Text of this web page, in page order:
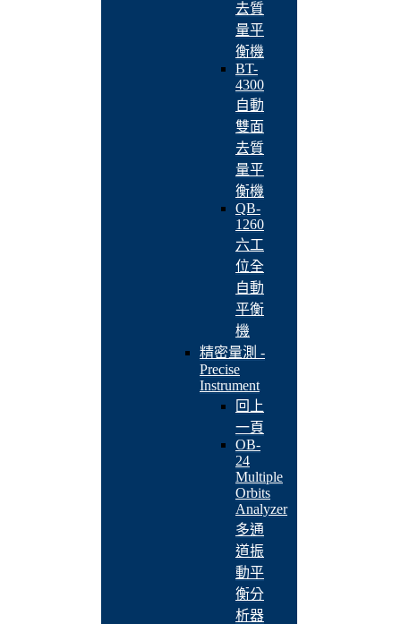
去質
量平
衡機
BT-
4300
自動
雙面
去質
量平
衡機
QB-
1260
六工
位全
自動
平衡
機
精密量測 -
Precise
Instrument
回上
一頁
OB-
24
Multiple
Orbits
Analyzer
多通
道振
動平
衡分
析器